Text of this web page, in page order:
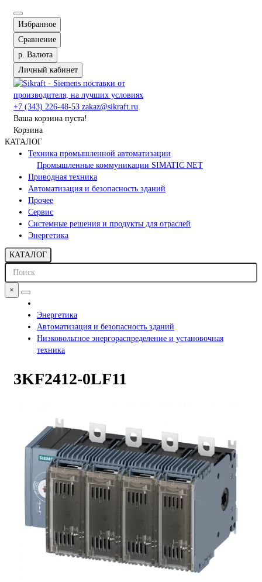
Избранное
Сравнение
р. Валюта
Личный кабинет
+7 (343) 226-48-53 zakaz@sikraft.ru
Ваша корзина пуста!
Корзина
КАТАЛОГ
Техника промышленной автоматизации
Промышленные коммуникации SIMATIC NET
Приводная техника
Автоматизация и безопасность зданий
Прочее
Сервис
Системные решения и продукты для отраслей
Энергетика
КАТАЛОГ
×
Энергетика
Автоматизация и безопасность зданий
Низковольтное энергораспределение и установочная
техника
3KF2412-0LF11